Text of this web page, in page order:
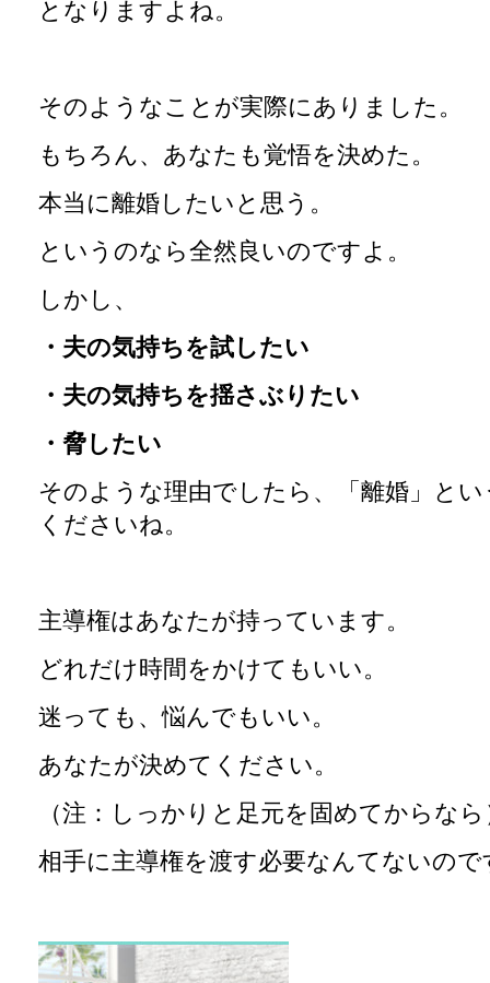
となりますよね。
そのようなことが実際にありました。
もちろん、あなたも覚悟を決めた。
本当に離婚したいと思う。
というのなら全然良いのですよ。
しかし、
・夫の気持ちを試したい
・夫の気持ちを揺さぶりたい
・脅したい
そのような理由でしたら、「離婚」と
くださいね。
主導権はあなたが持っています。
どれだけ時間をかけてもいい。
迷っても、悩んでもいい。
あなたが決めてください。
（注：しっかりと足元を固めてからなら
相手に主導権を渡す必要なんてないので